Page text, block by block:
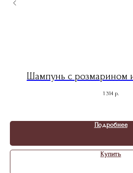
Шампунь с розмарином
1 314 р.
Подробнее
Купить